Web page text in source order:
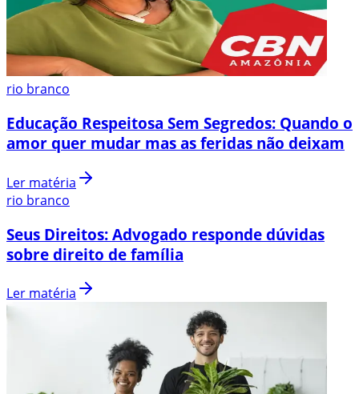
rio branco
Educação Respeitosa Sem Segredos: Quando o
amor quer mudar mas as feridas não deixam
Ler matéria
rio branco
Seus Direitos: Advogado responde dúvidas
sobre direito de família
Ler matéria